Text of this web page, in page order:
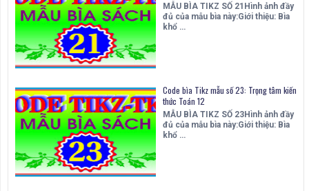
MẪU BÌA TIKZ SỐ 21Hình ảnh đầy
đủ của mẫu bìa này:Giới thiệu: Bìa
khổ …
Code bìa Tikz mẫu số 23: Trọng tâm kiến
thức Toán 12
MẪU BÌA TIKZ SỐ 23Hình ảnh đầy
đủ của mẫu bìa này:Giới thiệu: Bìa
khổ …